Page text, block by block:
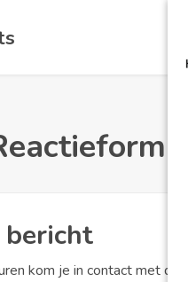
kom je in contact met de